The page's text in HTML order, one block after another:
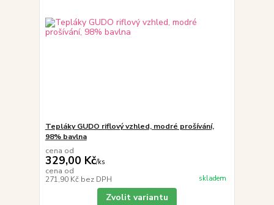
Tepláky GUDO riflový vzhled, modré prošívání,
98% bavlna
cena od
329,00 Kč/ks
cena od
271,90 Kč bez DPH skladem
Zvolit variantu